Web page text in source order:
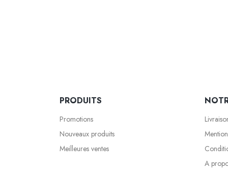
PRODUITS
Promotions
Nouveaux produits
Meilleures ventes
A